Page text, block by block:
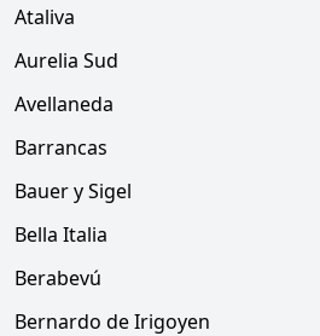
Ataliva
Aurelia Sud
Avellaneda
Barrancas
Bauer y Sigel
Bella Italia
Berabevú
Bernardo de Irigoyen